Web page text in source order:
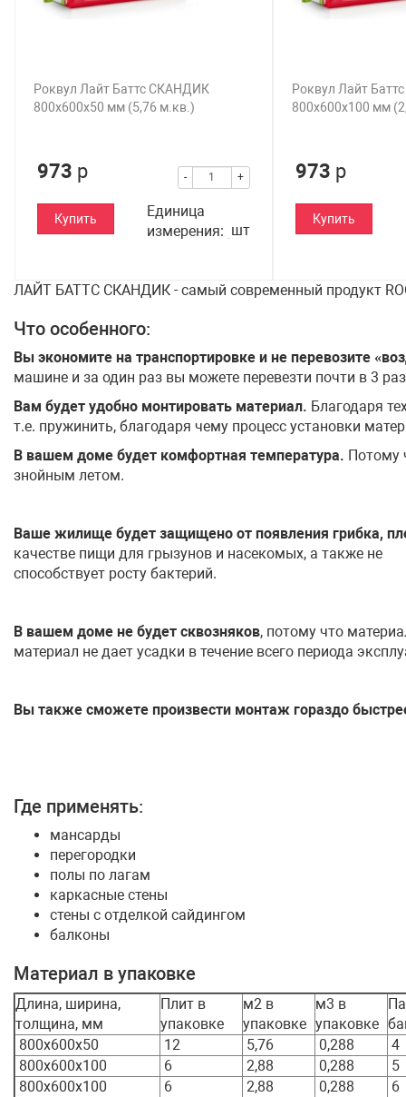
Роквул Лайт Баттс СКАНДИК
800х600х50 мм (5,76 м.кв.)
973 р
Купить
- +
Единица
измерения
шт
Роквул Лайт
800х600х100 мм
973 р
Купить
ЛАЙТ БАТТС СКАНДИК - самый современный продукт
Что особенного:
Вы экономите на транспортировке и не перевозите
машине и за один раз вы можете перевезти почти в 3
Вам будет удобно монтировать материал. Благодаря
т.е. пружинить, благодаря чему процесс установки
В вашем доме будет комфортная температура. Потому
знойным летом.
Ваше жилище будет защищено от появления грибка,
качестве пищи для грызунов и насекомых, а также не
способствует росту бактерий.
В вашем доме не будет сквозняков, потому что
материал не дает усадки в течение всего периода
Вы также сможете произвести монтаж гораздо
Где применять:
мансарды
перегородки
полы по лагам
каркасные стены
стены с отделкой сайдингом
балконы
Материал в упаковке
Длина, ширина,
толщина, мм
Плит в
упаковке
м2 в
упаковке
м3 в
упаковке
800x600x50
12 5,76 0,288
4
800x600x100
6 2,88 0,288
5
800x600x100
6 2,88 0,288
6